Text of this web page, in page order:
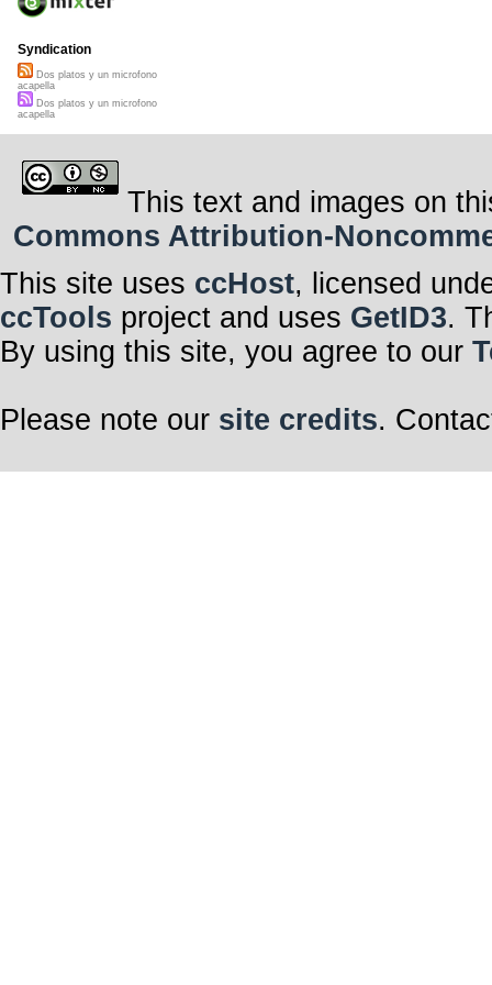
Syndication
Dos platos y un microfono
acapella
Dos platos y un microfono
acapella
This text and images on
Commons Attribution-
This site uses ccHost, licensed
ccTools project and uses GetID3.
By using this site, you agree to our
Please note our site credits.